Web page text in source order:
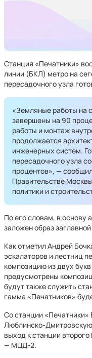
Станция «Печатники»
линии (БКЛ) метро на
пересадочного узла
«Земляные работы на
завершены на 90
работы и монтаж
продолжается
инженерных систем.
пересадочного узла
процентов», —
Правительстве
политики и
По его словам, в основу
заложен образ
Как отметил Андрей
эскалаторов и лестниц
композицию из двух
предусмотрены
будут также служить
гамма «Печатников»
Со станции
Люблинско-
выход к станции
— МЦД-2.